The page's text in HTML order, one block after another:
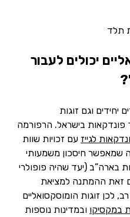
תלד
יכולים לעבור
2022, גם גברים יחידים וגם זוגות
פונדקאות בישראל. הרפורמה
לגייז עם זכויות שוות
שמאפשר חיסכון משמעותי
בארה”ב (יעד שהיה פופולרי
זאת ההמתנה למציאת
לכן זוגות הומוסקסואליים
במקסיקו ובמדינות נוספות